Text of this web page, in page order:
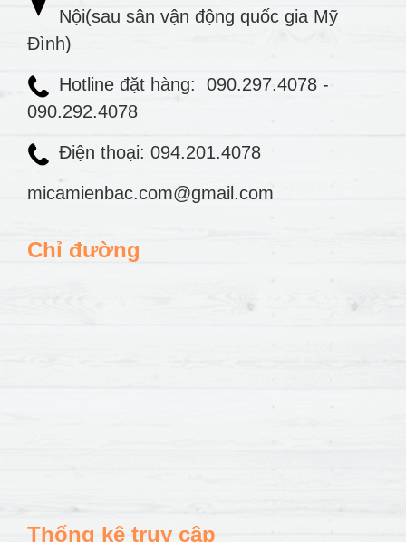
Nội(sau sân vận động quốc gia Mỹ
Đình)
Hotline đặt hàng: 090.297.4078 -
090.292.4078
Điện thoại: 094.201.4078
micamienbac.com@gmail.com
Chỉ đường
Thống kê truy cập